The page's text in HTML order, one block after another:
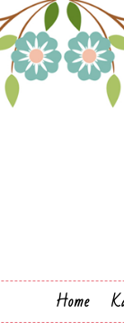
Home